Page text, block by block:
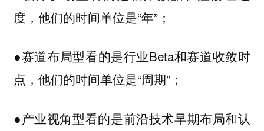
度，他们的时间单位是“年”；
●赛道布局型看的是行业Beta和赛道收敛时
点，他们的时间单位是“周期”；
●产业视角型看的是前沿技术早期布局和认